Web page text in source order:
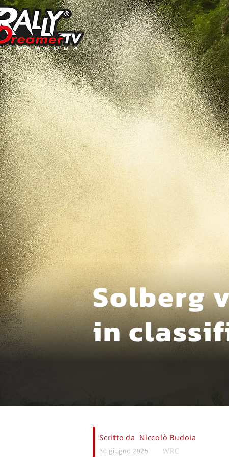
Scritto da Niccolò Budoia
30 giugno 2025 WRC
Solberg
in